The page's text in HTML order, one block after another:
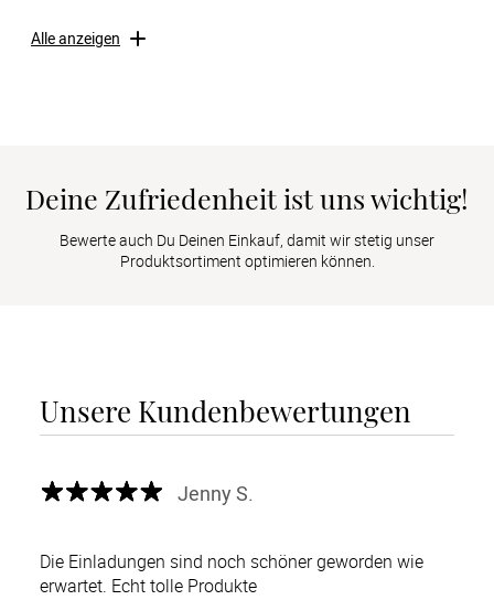
Alle anzeigen
Deine Zufriedenheit ist uns wichtig!
Bewerte auch Du Deinen Einkauf, damit wir stetig unser
Produktsortiment optimieren können.
Unsere Kundenbewertungen
Jenny S.
Die Einladungen sind noch schöner geworden wie
erwartet. Echt tolle Produkte